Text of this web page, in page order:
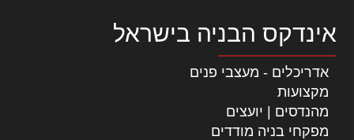
אינדקס הבניה בישראל
אדריכלים - מעצבי פנים
מקצועות
מהנדסים | יועצים
מפקחי בניה מודדים